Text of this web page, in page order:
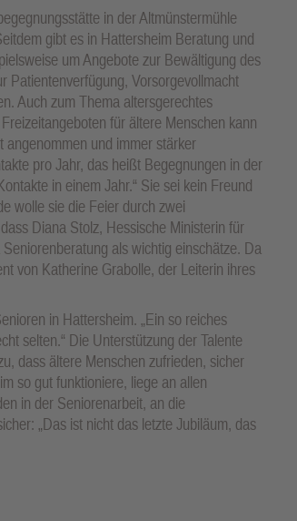
in der Altmünstermühle
gibt es in Hattersheim Beratung und
um Angebote zur Bewältigung des
Patientenverfügung, Vorsorgevollmacht
Auch zum Thema altersgerechtes
für ältere Menschen kann
und immer stärker
pro Jahr, das heißt Begegnungen in der
in einem Jahr.“ Sie sei kein Freund
wolle sie die Feier durch zwei
Diana Stolz, Hessische Ministerin für
als wichtig einschätze. Da
von Katherine Grabolle, der Leiterin ihres
in Hattersheim. „Ein so reiches
selten.“ Die Unterstützung der Talente
dass ältere Menschen zufrieden, sicher
so gut funktioniere, liege an allen
in der Seniorenarbeit, an die
„Das ist nicht das letzte Jubiläum, das